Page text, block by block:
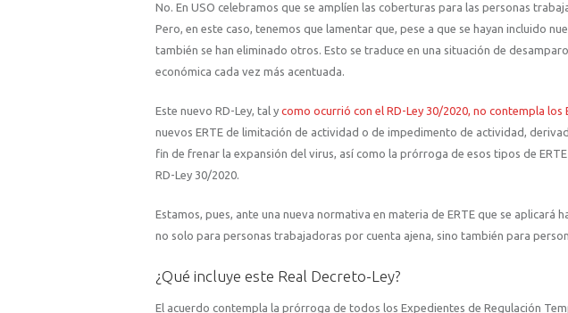
No. En USO celebramos que se amplíen las coberturas para las personas
Pero, en este caso, tenemos que lamentar que, pese a que se hayan incluido
también se han eliminado otros. Esto se traduce en una situación de
económica cada vez más acentuada.
Este nuevo RD-Ley, tal y como ocurrió con el RD-Ley 30/2020, no contempla los
nuevos ERTE de limitación de actividad o de impedimento de actividad,
fin de frenar la expansión del virus, así como la prórroga de esos tipos de
RD-Ley 30/2020.
Estamos, pues, ante una nueva normativa en materia de ERTE que se aplicará
no solo para personas trabajadoras por cuenta ajena, sino también para
¿Qué incluye este Real Decreto-Ley?
El acuerdo contempla la prórroga de todos los Expedientes de Regulación